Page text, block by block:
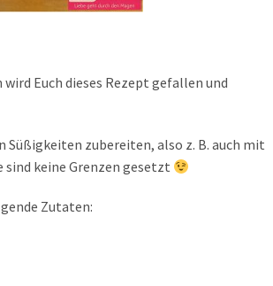
Euch dieses Rezept gefallen und
zubereiten, also z. B. auch mit
keine Grenzen gesetzt
Zutaten: